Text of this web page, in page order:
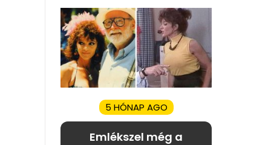
5 HÓNAP AGO
Emlékszel még a